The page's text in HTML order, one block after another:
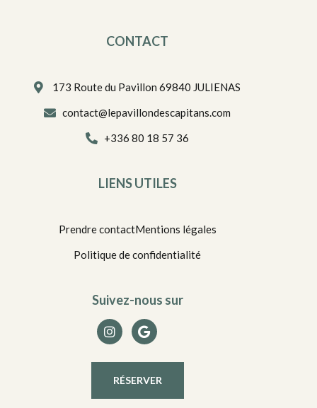
CONTACT
173 Route du Pavillon 69840 JULIENAS
contact@lepavillondescapitans.com
+336 80 18 57 36
LIENS UTILES
Prendre contactMentions légales
Politique de confidentialité
Suivez-nous sur
RÉSERVER